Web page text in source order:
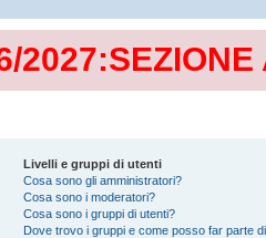
Livelli e gruppi di utenti
Cosa sono gli amministratori?
Cosa sono i moderatori?
Cosa sono i gruppi di utenti?
Dove trovo i gruppi e come posso far parte